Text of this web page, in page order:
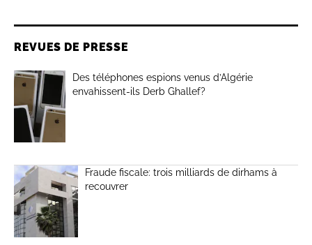
REVUES DE PRESSE
Des téléphones espions venus d’Algérie
envahissent-ils Derb Ghallef?
Fraude fiscale: trois milliards de dirhams à
recouvrer